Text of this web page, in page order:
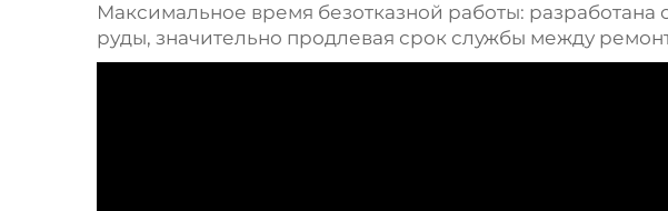
Максимальное время безотказной работы:
руды, значительно продлевая срок службы между